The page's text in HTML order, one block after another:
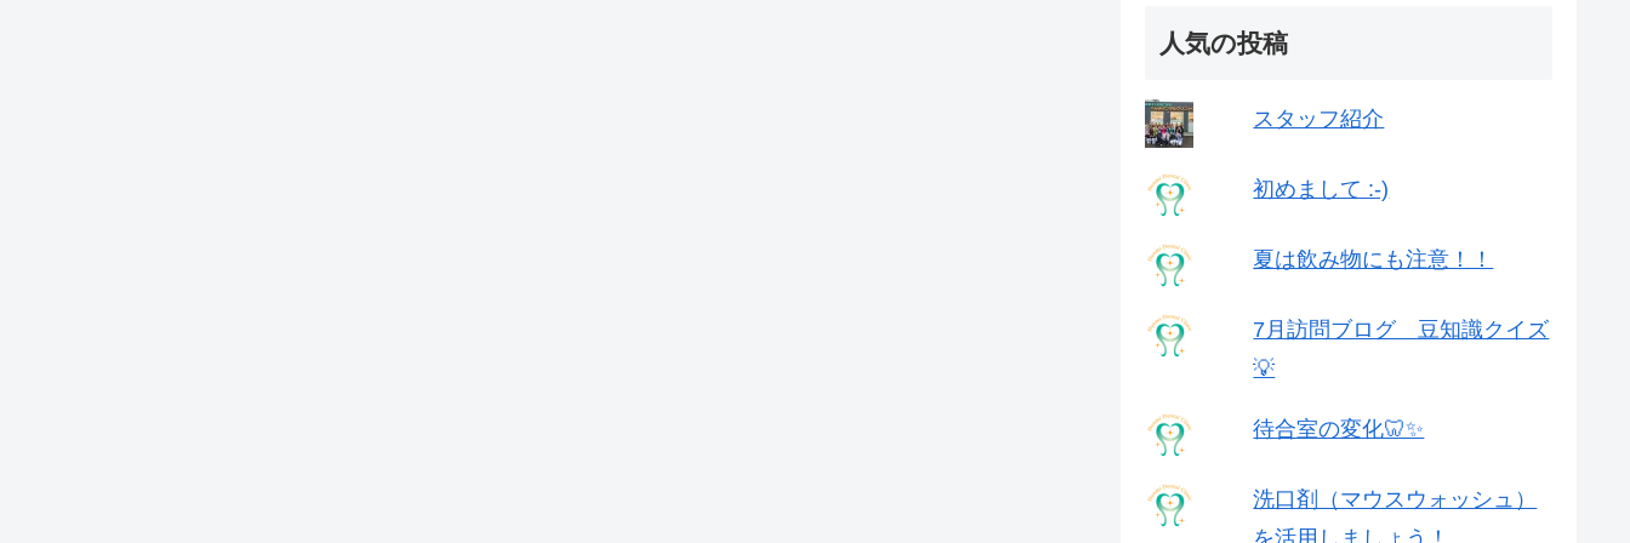
人気の投稿
スタッフ紹介
初めまして :-)
夏は飲み物にも注意！！
7月訪問ブログ 豆知識クイズ
💡
待合室の変化🦷✨
洗口剤（マウスウォッシュ）
を活用しましょう！